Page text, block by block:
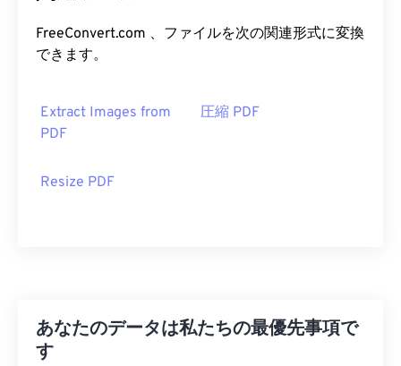
FreeConvert.com 、ファイルを次の関連形式に変換
できます。
Extract Images from
PDF
圧縮 PDF
Resize PDF
あなたのデータは私たちの最優先事項で
す